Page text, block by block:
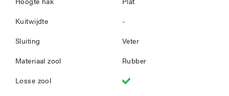
Hoogte hak Plat
Kuitwijdte -
Sluiting Veter
Materiaal zool Rubber
Losse zool